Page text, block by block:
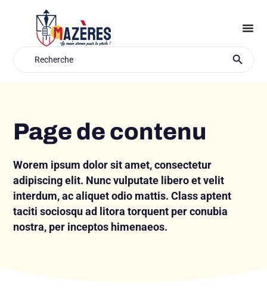
for:
Page de contenu
Worem ipsum dolor sit amet, consectetur
adipiscing elit. Nunc vulputate libero et velit
interdum, ac aliquet odio mattis. Class aptent
taciti sociosqu ad litora torquent per conubia
nostra, per inceptos himenaeos.